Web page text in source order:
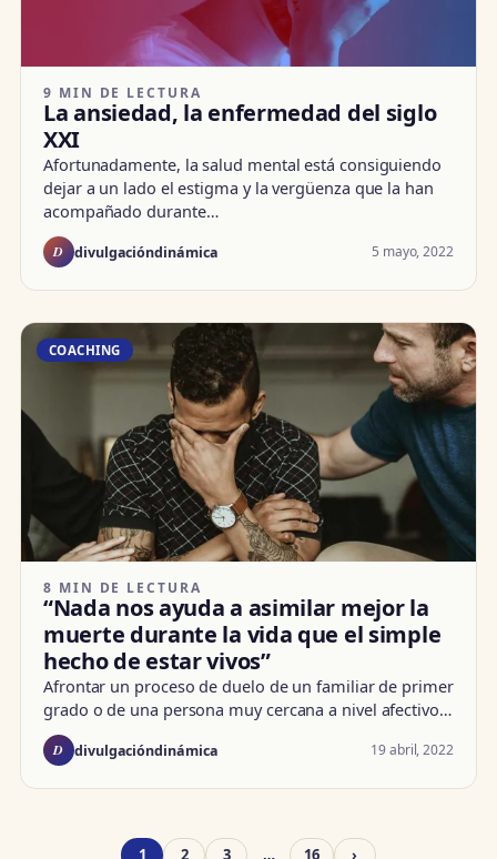
9 MIN DE LECTURA
La ansiedad, la enfermedad del siglo
XXI
Afortunadamente, la salud mental está consiguiendo
dejar a un lado el estigma y la vergüenza que la han
acompañado durante…
D divulgacióndinámica 5 mayo, 2022
COACHING
8 MIN DE LECTURA
“Nada nos ayuda a asimilar mejor la
muerte durante la vida que el simple
hecho de estar vivos”
Afrontar un proceso de duelo de un familiar de primer
grado o de una persona muy cercana a nivel afectivo…
D divulgacióndinámica 19 abril, 2022
1 2 3 … 16 ›